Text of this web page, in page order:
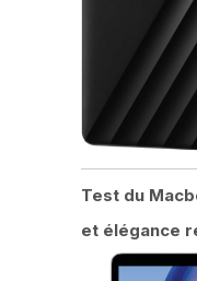
Test du
et élégance